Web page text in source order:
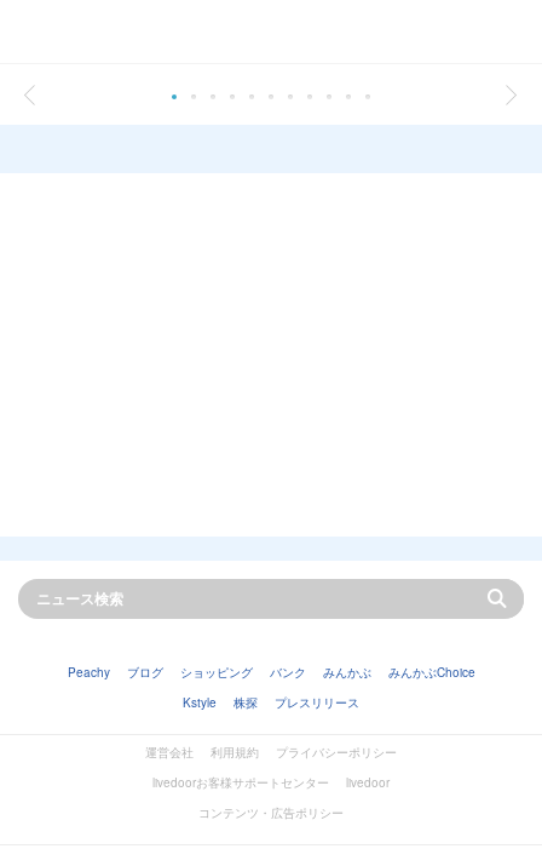
Peachy ブログ ショッピング バンク みんかぶ
みんかぶChoice
Kstyle
株探 プレスリリース
運営会社 利用規約
プライバシーポリシー
livedoorお客様サポートセンター
livedoor
コンテンツ・広告ポリシー